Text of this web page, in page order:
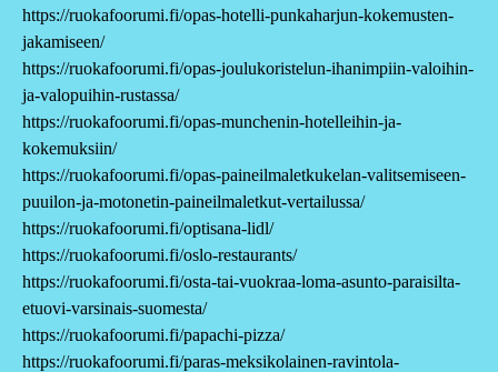
https://ruokafoorumi.fi/opas-hotelli-punkaharjun-kokemusten-
jakamiseen/
https://ruokafoorumi.fi/opas-joulukoristelun-ihanimpiin-valoihin-
ja-valopuihin-rustassa/
https://ruokafoorumi.fi/opas-munchenin-hotelleihin-ja-
kokemuksiin/
https://ruokafoorumi.fi/opas-paineilmaletkukelan-valitsemiseen-
puuilon-ja-motonetin-paineilmaletkut-vertailussa/
https://ruokafoorumi.fi/optisana-lidl/
https://ruokafoorumi.fi/oslo-restaurants/
https://ruokafoorumi.fi/osta-tai-vuokraa-loma-asunto-paraisilta-
etuovi-varsinais-suomesta/
https://ruokafoorumi.fi/papachi-pizza/
https://ruokafoorumi.fi/paras-meksikolainen-ravintola-